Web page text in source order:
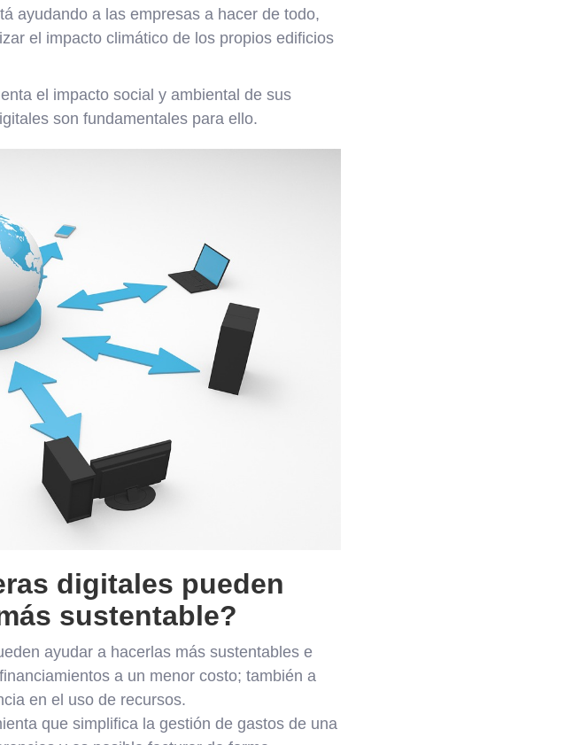
ayudando a las empresas a hacer de todo,
el impacto climático de los propios edificios
el impacto social y ambiental de sus
son fundamentales para ello.
digitales pueden
sustentable?
ayudar a hacerlas más sustentables e
a un menor costo; también a
en el uso de recursos.
que simplifica la gestión de gastos de una